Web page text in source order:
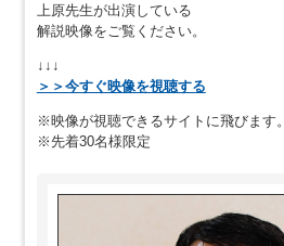
上原先生が出演している
解説映像をご覧ください。
↓↓↓
＞＞今すぐ映像を視聴する
※映像が視聴できるサイトに飛びます。
※先着30名様限定